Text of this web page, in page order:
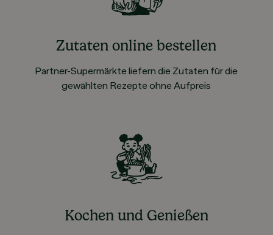
Zutaten online bestellen
Partner-Supermärkte liefern die Zutaten für die
gewählten Rezepte ohne Aufpreis
Kochen und Genießen